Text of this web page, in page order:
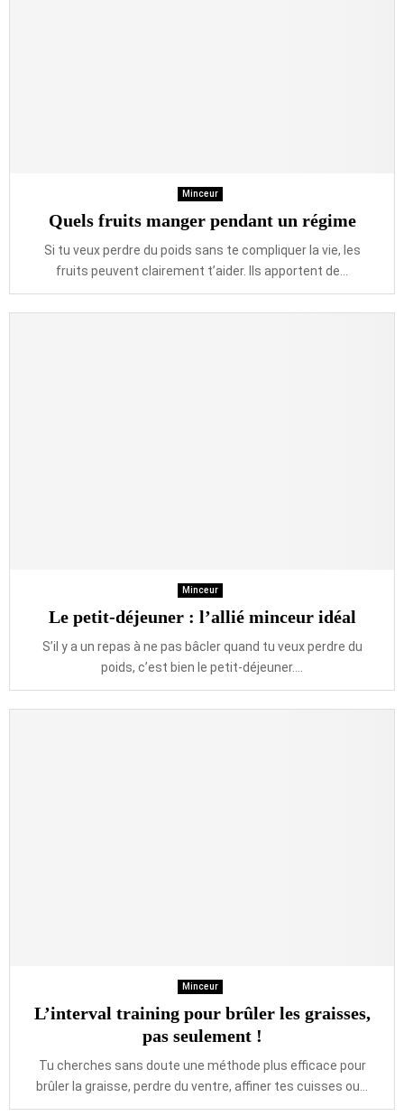
Minceur
Quels fruits manger pendant un régime
Si tu veux perdre du poids sans te compliquer la vie, les
fruits peuvent clairement t’aider. Ils apportent de...
Minceur
Le petit-déjeuner : l’allié minceur idéal
S’il y a un repas à ne pas bâcler quand tu veux perdre du
poids, c’est bien le petit-déjeuner....
Minceur
L’interval training pour brûler les graisses,
pas seulement !
Tu cherches sans doute une méthode plus efficace pour
brûler la graisse, perdre du ventre, affiner tes cuisses ou...